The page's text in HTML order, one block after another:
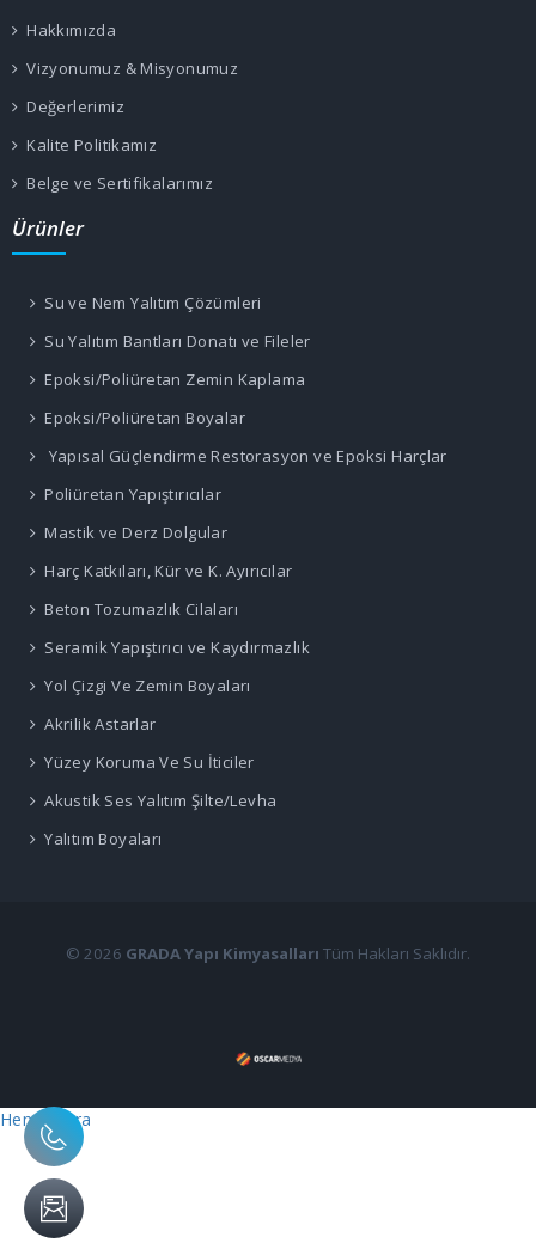
Hakkımızda
Vizyonumuz & Misyonumuz
Değerlerimiz
Kalite Politikamız
Belge ve Sertifikalarımız
Ürünler
Su ve Nem Yalıtım Çözümleri
Su Yalıtım Bantları Donatı ve Fileler
Epoksi/Poliüretan Zemin Kaplama
Epoksi/Poliüretan Boyalar
Yapısal Güçlendirme Restorasyon ve Epoksi Harçlar
Poliüretan Yapıştırıcılar
Mastik ve Derz Dolgular
Harç Katkıları, Kür ve K. Ayırıcılar
Beton Tozumazlık Cilaları
Seramik Yapıştırıcı ve Kaydırmazlık
Yol Çizgi Ve Zemin Boyaları
Akrilik Astarlar
Yüzey Koruma Ve Su İticiler
Akustik Ses Yalıtım Şilte/Levha
Yalıtım Boyaları
© 2026 GRADA Yapı Kimyasalları Tüm Hakları Saklıdır.
Hemen Ara